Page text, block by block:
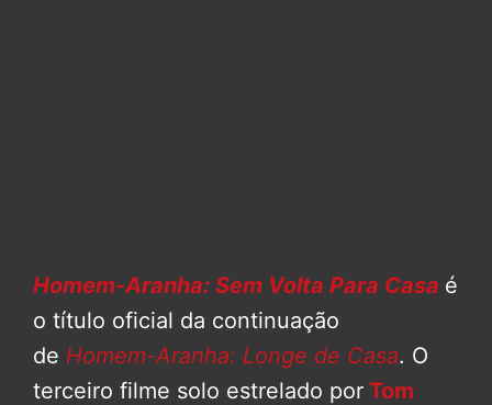
Homem-Aranha: Sem Volta Para Casa é
o título oficial da continuação
de Homem-Aranha: Longe de Casa. O
terceiro filme solo estrelado por Tom